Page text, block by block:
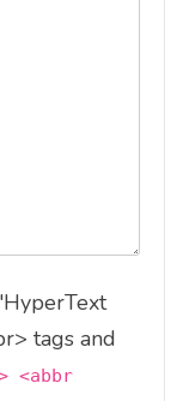
tags and
<abbr